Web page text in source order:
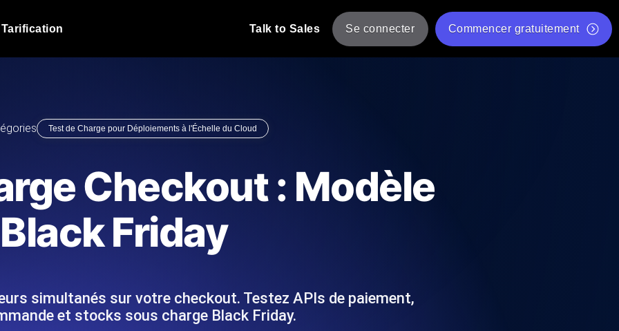
stack technologique.
écrivons les scripts JMeter
et livrons le rapport.
Sondes always-on d'uptime et de performance depuis 25+
emplacements. Détectez les pannes avant vos utilisateurs.
du site Web
de votre site Web.
Surveillez vos APIs
Surveiller la vitesse et la fonctionnalité de l'API
Blog produit
En savoir plus sur le blog
En savoir plus sur le blog
Outil de validation de script de test JMeter gratuit
Vérificateur de statut d'API
Tarification Talk to Sales Se connecter Commencer gratuitement
Test de Charge pour Déploiements à l'Échelle du Cloud
Checkout : Modèle
Black Friday
simultanés sur votre checkout. Testez APIs de paiement,
et stocks sous charge Black Friday.